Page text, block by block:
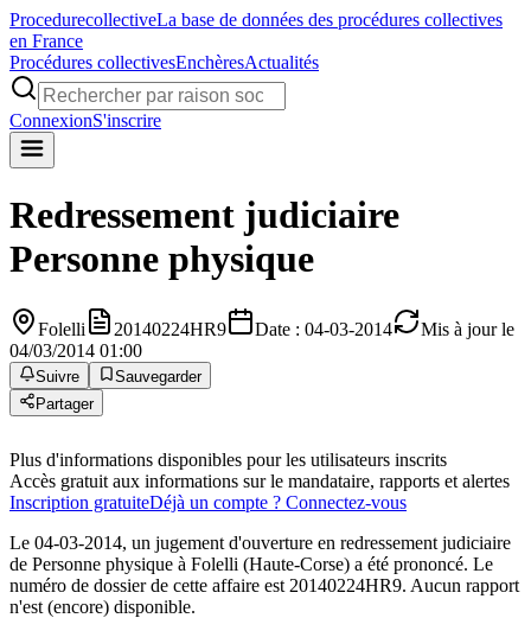
ProcedurecollectiveLa base de données des procédures collectives
en France
Procédures collectivesEnchèresActualités
ConnexionS'inscrire
Redressement judiciaire
Personne physique
Folelli 20140224HR9 Date : 04-03-2014
Mis à jour le
04/03/2014 01:00
Suivre
Sauvegarder
Partager
Plus d'informations disponibles pour les utilisateurs inscrits
Accès gratuit aux informations sur le mandataire, rapports et alertes
Inscription gratuiteDéjà un compte ? Connectez-vous
Le 04-03-2014, un jugement d'ouverture en redressement judiciaire
de Personne physique à Folelli (Haute-Corse) a été prononcé. Le
numéro de dossier de cette affaire est 20140224HR9. Aucun rapport
n'est (encore) disponible.